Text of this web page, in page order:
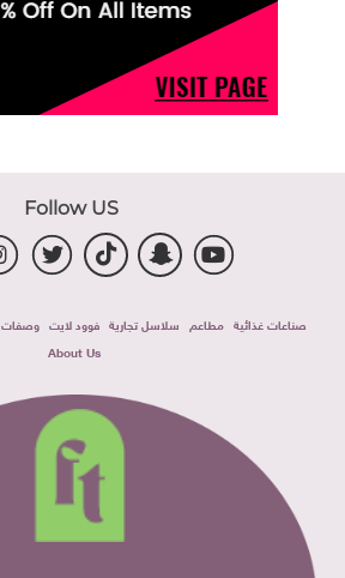
Follow US
صناعات غذائية مطاعم سلاسل تجارية فوود لايت وصفات
About Us